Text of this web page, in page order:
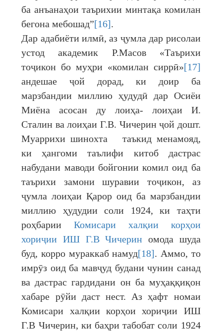
ба анъанаҳои таърихии минтақа комилан
бегона мебошад”[16].
Дар адабиёти илмӣ, аз ҷумла дар рисолаи
устод академик Р.Масов «Таърихи
тоҷикон бо муҳри «комилан сиррӣ»[17]
андешае ҷой дорад, ки доир ба
марзбандии миллию ҳудудӣ дар Осиёи
Миёна асосан ду лоиҳа- лоиҳаи И.
Сталин ва лоиҳаи Г.В. Чичерин ҷой дошт.
Муаррихи шинохта таъкид менамояд,
ки ҳангоми таълифи китоб дастрас
набудани маводи бойгонии комил оид ба
таърихи замони шуравии тоҷикон, аз
ҷумла лоиҳаи Қарор оид ба марзбандии
миллию ҳудудии соли 1924, ки таҳти
роҳбарииКомисари халқии корҳои
хориҷии ИШ Г.В Чичерин омода шуда
буд, корро мураккаб намуд[18]. Аммо, то
имрӯз оид ба мавҷуд будани чунин санад
ва дастрас гардидани он ба муҳаққиқон
хабаре рӯйи даст нест. Аз ҳафт номаи
Комисари халқии корҳои хориҷии ИШ
Г.В Чичерин, ки баҳри табобат соли 1924